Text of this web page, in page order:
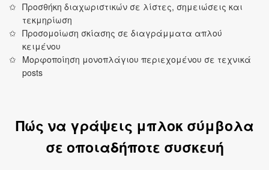
Προσθήκη διαχωριστικών σε λίστες, σημειώσεις και
τεκμηρίωση
Προσομοίωση σκίασης σε διαγράμματα απλού
κειμένου
Μορφοποίηση μονοπλάγιου περιεχομένου σε τεχνικά
posts
Πώς να γράψεις μπλοκ σύμβολα
σε οποιαδήποτε συσκευή